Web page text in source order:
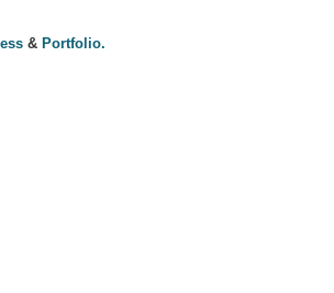
& Portfolio.